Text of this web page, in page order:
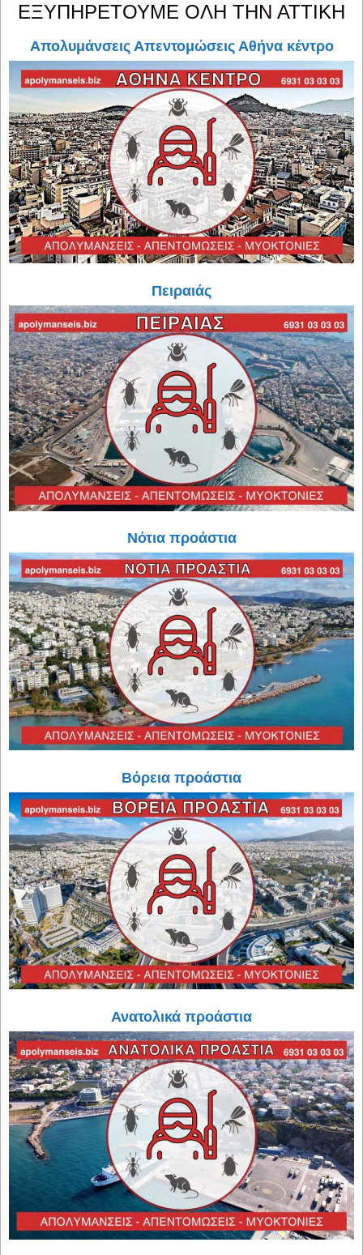
ΕΞΥΠΗΡΕΤΟΥΜΕ ΟΛΗ ΤΗΝ ΑΤΤΙΚΗ
Απολυμάνσεις Απεντομώσεις Αθήνα κέντρο
Πειραιάς
Νότια προάστια
Βόρεια προάστια
Ανατολικά προάστια